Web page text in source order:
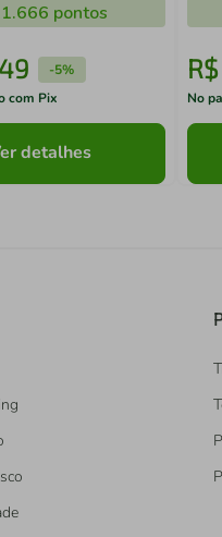
pontos
-5%
com Pix
detalhes
R$
No